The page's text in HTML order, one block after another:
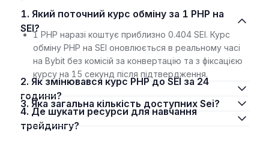
1. Який поточний курс обміну за 1 PHP на
SEI?
1 PHP наразі коштує приблизно 0.404 SEI. Курс
обміну PHP на SEI оновлюється в реальному часі
на Bybit без комісій за конвертацію та з фіксацією
курсу на 15 секунд після підтвердження.
2. Як змінювався курс PHP до SEI за 24
години?
3. Яка загальна кількість доступних Sei?
4. Де шукати ресурси для навчання
трейдингу?